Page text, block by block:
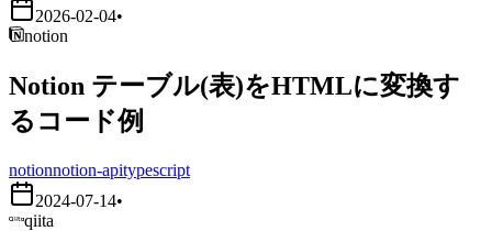
2026-02-04•
notion
Notion テーブル(表)をHTMLに変換す
るコード例
notionnotion-apitypescript
2024-07-14•
qiita